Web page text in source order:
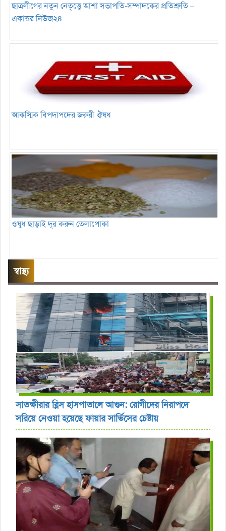
ছাত্রলীগের নতুন নেতৃত্ত্বে আশা সভাপতি-সম্পাদকের প্রতিশ্রুতি –
একাত্তর নিউজ২৪
আকস্মিক বিপদাপদের জরুরী ঔষধ
ওষুধ ছাড়াই দূর করুন তেলাপোকা
স্বাস্থ্য
সাতক্ষীরার ব্লিস হাসপাতালে আগুন: রোগীদের নিরাপদে
সরিয়ে নেওয়া হয়েছে ফায়ার সার্ভিসের চেষ্টায়